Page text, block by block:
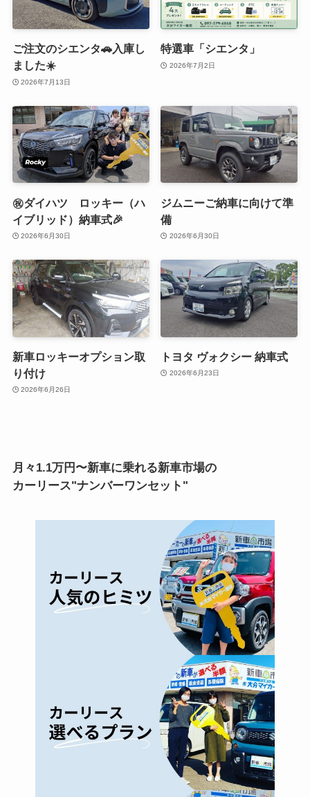
ご注文のシエンタ🚗入庫し
ました☀️
2026年7月13日
特選車「シエンタ」
2026年7月2日
㊗️ダイハツ ロッキー（ハ
イブリッド）納車式🎉
2026年6月30日
ジムニーご納車に向けて準
備
2026年6月30日
新車ロッキーオプション取
り付け
2026年6月26日
トヨタ ヴォクシー 納車式
2026年6月23日
月々1.1万円〜新車に乗れる新車市場の
カーリース"ナンバーワンセット"